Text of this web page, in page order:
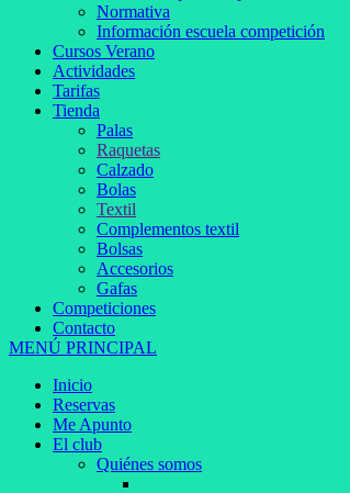
Normativa
Información escuela competición
Cursos Verano
Actividades
Tarifas
Tienda
Palas
Raquetas
Calzado
Bolas
Textil
Complementos textil
Bolsas
Accesorios
Gafas
Competiciones
Contacto
MENÚ PRINCIPAL
Inicio
Reservas
Me Apunto
El club
Quiénes somos